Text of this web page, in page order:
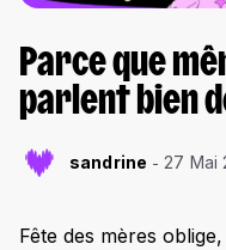
Parce que
parlent bien
sandrine 27 Mai
Fête des mères